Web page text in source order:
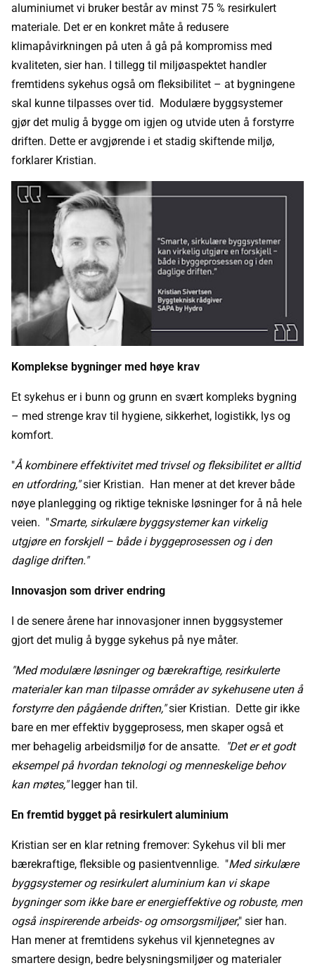
aluminiumet vi bruker består av minst 75 % resirkulert
materiale. Det er en konkret måte å redusere
klimapåvirkningen på uten å gå på kompromiss med
kvaliteten, sier han. I tillegg til miljøaspektet handler
fremtidens sykehus også om fleksibilitet – at bygningene
skal kunne tilpasses over tid. Modulære byggsystemer
gjør det mulig å bygge om igjen og utvide uten å forstyrre
driften. Dette er avgjørende i et stadig skiftende miljø,
forklarer Kristian.
Komplekse bygninger med høye krav
Et sykehus er i bunn og grunn en svært kompleks bygning
– med strenge krav til hygiene, sikkerhet, logistikk, lys og
komfort.
"Å kombinere effektivitet med trivsel og fleksibilitet er alltid
en utfordring,"sier Kristian. Han mener at det krever både
nøye planlegging og riktige tekniske løsninger for å nå hele
veien. "Smarte, sirkulære byggsystemer kan virkelig
utgjøre en forskjell – både i byggeprosessen og i den
daglige driften."
Innovasjon som driver endring
I de senere årene har innovasjoner innen byggsystemer
gjort det mulig å bygge sykehus på nye måter.
"Med modulære løsninger og bærekraftige, resirkulerte
materialer kan man tilpasse områder av sykehusene uten å
forstyrre den pågående driften,"sier Kristian. Dette gir ikke
bare en mer effektiv byggeprosess, men skaper også et
mer behagelig arbeidsmiljø for de ansatte.
"Det er et godt
eksempel på hvordan teknologi og menneskelige behov
kan møtes,"legger han til.
En fremtid bygget på resirkulert aluminium
Kristian ser en klar retning fremover: Sykehus vil bli mer
bærekraftige, fleksible og pasientvennlige. "Med sirkulære
byggsystemer og resirkulert aluminium kan vi skape
bygninger som ikke bare er energieffektive og robuste, men
også inspirerende arbeids- og omsorgsmiljøer," sier han.
Han mener at fremtidens sykehus vil kjennetegnes av
smartere design, bedre belysningsmiljøer og materialer